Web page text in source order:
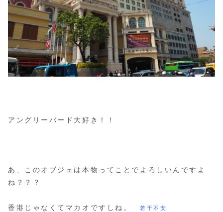
アングリーバード大好き！！
あ、このオブジェは本物ってことでよろしいんですよ
ね？？？
香港じゃなくてマカオですしね。 若干不安